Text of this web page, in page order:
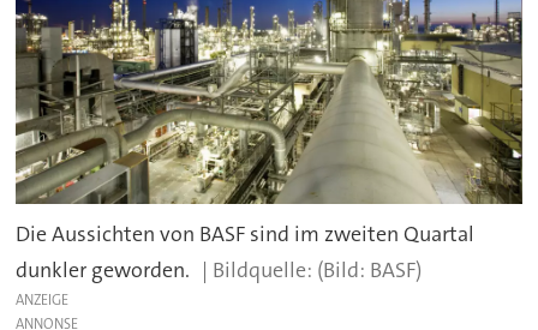
Die Aussichten von BASF sind im zweiten Quartal
dunkler geworden.
(Bild: BASF)
ANZEIGE